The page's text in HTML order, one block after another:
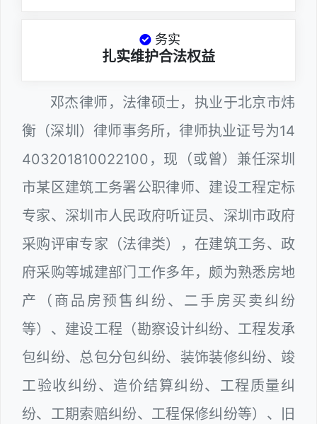
务实
扎实维护合法权益
邓杰律师，法律硕士，执业于北京市炜
衡（深圳）律师事务所，律师执业证号为14
403201810022100，现（或曾）兼任深圳
市某区建筑工务署公职律师、建设工程定标
专家、深圳市人民政府听证员、深圳市政府
采购评审专家（法律类），在建筑工务、政
府采购等城建部门工作多年，颇为熟悉房地
产（商品房预售纠纷、二手房买卖纠纷
等）、建设工程（勘察设计纠纷、工程发承
包纠纷、总包分包纠纷、装饰装修纠纷、竣
工验收纠纷、造价结算纠纷、工程质量纠
纷、工期索赔纠纷、工程保修纠纷等）、旧